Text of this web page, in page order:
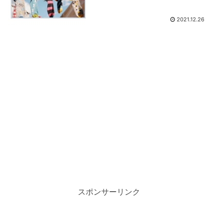
2021.12.26
スポンサーリンク